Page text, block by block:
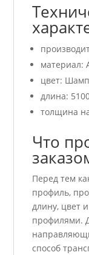
материал:
цвет:
длина:
толщина
Что
Перед тем
профиль,
длину, цвет
профилями.
способ